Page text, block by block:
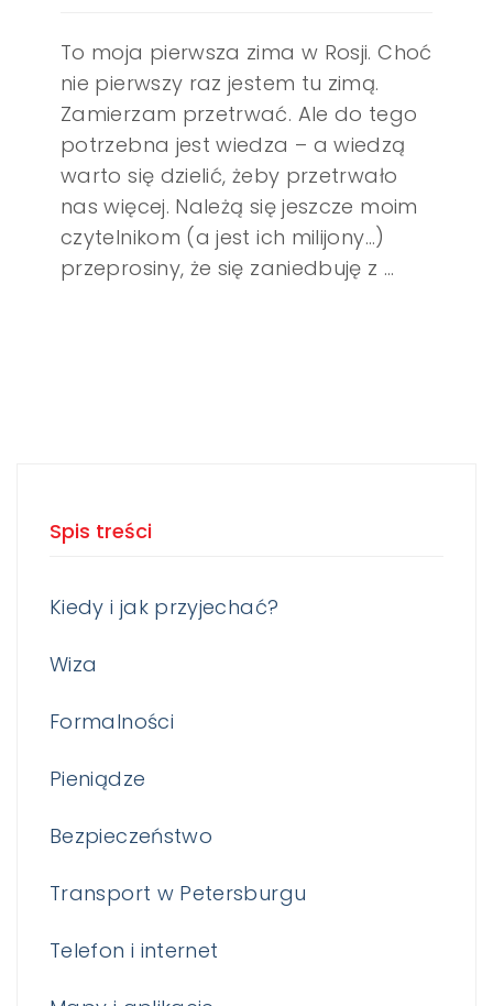
To moja pierwsza zima w Rosji. Choć
nie pierwszy raz jestem tu zimą.
Zamierzam przetrwać. Ale do tego
potrzebna jest wiedza – a wiedzą
warto się dzielić, żeby przetrwało
nas więcej. Należą się jeszcze moim
czytelnikom (a jest ich milijony…)
przeprosiny, że się zaniedbuję z …
Spis treści
Kiedy i jak przyjechać?
Wiza
Formalności
Pieniądze
Bezpieczeństwo
Transport w Petersburgu
Telefon i internet